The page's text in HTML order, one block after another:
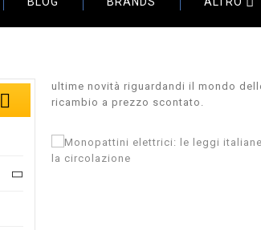

ultime novità riguardandi il mondo
ricambio a prezzo scontato.